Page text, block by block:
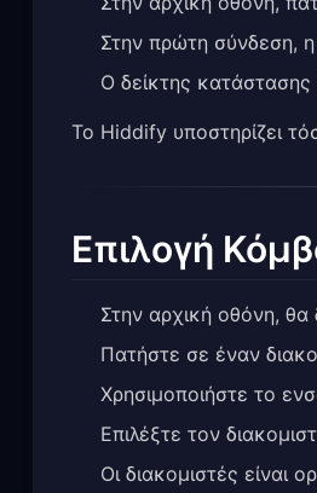
Στην πρώτη σύνδεση,
Ο δείκτης κατάστασης
Το Hiddify υποστηρίζει
Επιλογή
Στην αρχική οθόνη, θα
Πατήστε σε έναν
Χρησιμοποιήστε το
Επιλέξτε τον
Οι διακομιστές είναι